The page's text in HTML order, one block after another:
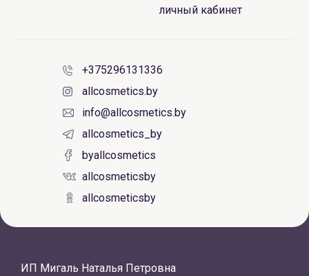
личный кабинет
+375296131336
allcosmetics.by
info@allcosmetics.by
allcosmetics_by
byallcosmetics
allcosmeticsby
allcosmeticsby
ИП Мигаль Наталья Петровна